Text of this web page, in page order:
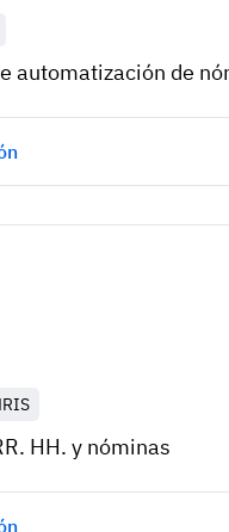
automatización de
HH. y nóminas